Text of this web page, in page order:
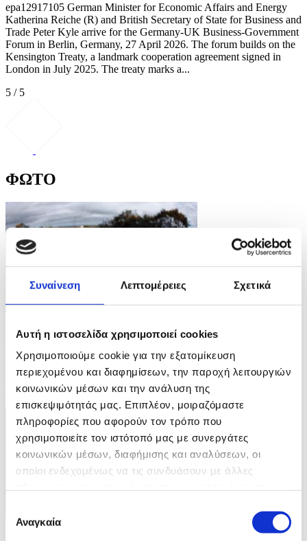
Συναίνεση Λεπτομέρειες Σχετικά
Αυτή η ιστοσελίδα χρησιμοποιεί cookies
Χρησιμοποιούμε cookie για την εξατομίκευση
περιεχομένου και διαφημίσεων, την παροχή λειτουργιών
κοινωνικών μέσων και την ανάλυση της
επισκεψιμότητάς μας. Επιπλέον, μοιραζόμαστε
πληροφορίες που αφορούν τον τρόπο που
χρησιμοποιείτε τον ιστότοπό μας με συνεργάτες
κοινωνικών μέσων, διαφήμισης και αναλύσεων, οι
οποίοι ενδεχομένως να τις συνδυάσουν με άλλες
των υπηρεσιών τους.
συγκατάθεσης
Αναγκαία
epa12917105 German Minister for Economic Affairs and Energy
Katherina Reiche (R) and British Secretary of State for Business and
Trade Peter Kyle arrive for the Germany-UK Business-Government
Forum in Berlin, Germany, 27 April 2026. The forum builds on the
Kensington Treaty, a landmark cooperation agreement signed in
London in July 2025. The treaty marks a...
5 / 5
ΦΩΤΟ
27/07/2026 18:57
Ξηρασία στην Ουαλία μετά τον παρατεταμένο
καύσωνα
ID: 10664721
8 Φωτογραφίες